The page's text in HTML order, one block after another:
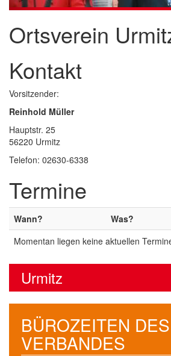
Ortsverein
Kontakt
Vorsitzender:
Reinhold Müller
Hauptstr. 25
56220 Urmitz
Telefon: 02630-6338
Termine
Wann? Was?
Momentan liegen keine aktuellen
Urmitz
BÜROZEITEN
VERBANDES